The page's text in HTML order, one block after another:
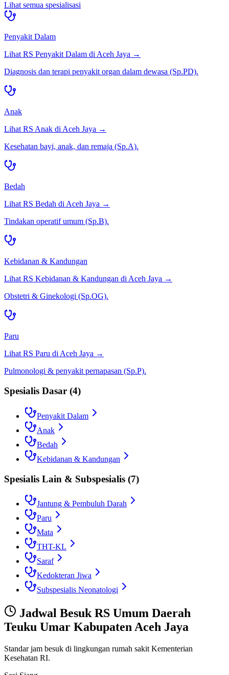
Lihat semua spesialisasi
Penyakit Dalam
Lihat RS Penyakit Dalam diAceh Jaya →
Diagnosis dan terapi penyakit organ dalam dewasa (Sp.PD).
Anak
Lihat RS Anak diAceh Jaya →
Kesehatan bayi, anak, dan remaja (Sp.A).
Bedah
Lihat RS Bedah diAceh Jaya →
Tindakan operatif umum (Sp.B).
Kebidanan & Kandungan
Lihat RS Kebidanan & Kandungan diAceh Jaya →
Obstetri & Ginekologi (Sp.OG).
Paru
Lihat RS Paru diAceh Jaya →
Pulmonologi & penyakit pernapasan (Sp.P).
Spesialis Dasar (4)
Penyakit Dalam
Anak
Bedah
Kebidanan & Kandungan
Spesialis Lain & Subspesialis (7)
Jantung & Pembuluh Darah
Paru
Mata
THT-KL
Saraf
Kedokteran Jiwa
Subspesialis Neonatologi
Jadwal BesukRS Umum Daerah
Teuku Umar Kabupaten Aceh Jaya
Standar jam besuk di lingkungan rumah sakit Kementerian
Kesehatan RI.